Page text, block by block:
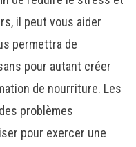
il peut vous aider
permettra de
pour autant créer
de nourriture. Les
problèmes
pour exercer une